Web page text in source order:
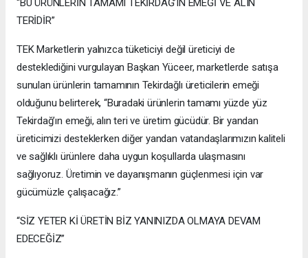
“BU ÜRÜNLERİN TAMAMI TEKİRDAĞ’IN EMEĞİ VE ALIN
TERİDİR”
TEK Marketlerin yalnızca tüketiciyi değil üreticiyi de
desteklediğini vurgulayan Başkan Yüceer, marketlerde satışa
sunulan ürünlerin tamamının Tekirdağlı üreticilerin emeği
olduğunu belirterek, “Buradaki ürünlerin tamamı yüzde yüz
Tekirdağ’ın emeği, alın teri ve üretim gücüdür. Bir yandan
üreticimizi desteklerken diğer yandan vatandaşlarımızın kaliteli
ve sağlıklı ürünlere daha uygun koşullarda ulaşmasını
sağlıyoruz. Üretimin ve dayanışmanın güçlenmesi için var
gücümüzle çalışacağız.”
“SİZ YETER Kİ ÜRETİN BİZ YANINIZDA OLMAYA DEVAM
EDECEĞİZ”